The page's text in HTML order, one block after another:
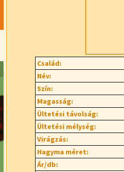
Család:
Név:
Szín:
Magasság:
Ültetési távolság:
Ültetési mélység:
Virágzás:
Hagyma méret:
Ár/db: